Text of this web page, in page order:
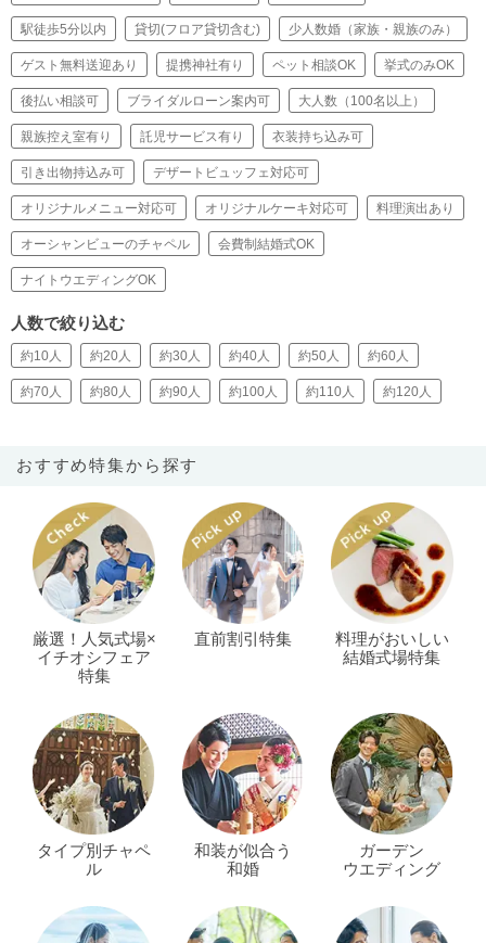
駅徒歩5分以内 貸切(フロア貸切含む) 少人数婚（家族・親族のみ）
ゲスト無料送迎あり 提携神社有り ペット相談OK 挙式のみOK
後払い相談可 ブライダルローン案内可 大人数（100名以上）
親族控え室有り 託児サービス有り 衣装持ち込み可
引き出物持込み可 デザートビュッフェ対応可
オリジナルメニュー対応可 オリジナルケーキ対応可 料理演出あり
オーシャンビューのチャペル 会費制結婚式OK
ナイトウエディングOK
人数で絞り込む
約10人 約20人 約30人 約40人 約50人 約60人
約70人 約80人 約90人 約100人 約110人 約120人
おすすめ特集から探す
厳選！人気式場×
イチオシフェア
特集
直前割引特集
料理がおいしい
結婚式場特集
タイプ別チャペ
ル
和装が似合う
和婚
ガーデン
ウエディング